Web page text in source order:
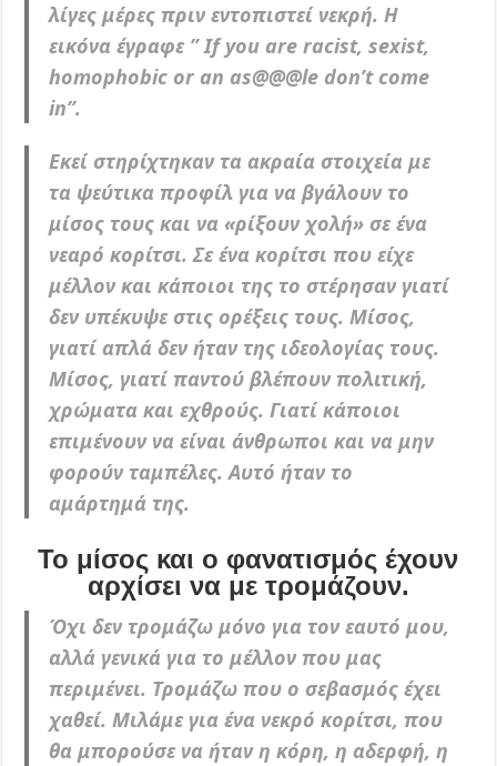
λίγες μέρες πριν εντοπιστεί νεκρή. Η
εικόνα έγραφε ” If you are racist, sexist,
homophobic or an as@@@le don’t come
in”.
Εκεί στηρίχτηκαν τα ακραία στοιχεία με
τα ψεύτικα προφίλ για να βγάλουν το
μίσος τους και να «ρίξουν χολή» σε ένα
νεαρό κορίτσι. Σε ένα κορίτσι που είχε
μέλλον και κάποιοι της το στέρησαν γιατί
δεν υπέκυψε στις ορέξεις τους. Μίσος,
γιατί απλά δεν ήταν της ιδεολογίας τους.
Μίσος, γιατί παντού βλέπουν πολιτική,
χρώματα και εχθρούς. Γιατί κάποιοι
επιμένουν να είναι άνθρωποι και να μην
φορούν ταμπέλες. Αυτό ήταν το
αμάρτημά της.
Το μίσος και ο φανατισμός έχουν
αρχίσει να με τρομάζουν.
Όχι δεν τρομάζω μόνο για τον εαυτό μου,
αλλά γενικά για το μέλλον που μας
περιμένει. Τρομάζω που ο σεβασμός έχει
χαθεί. Μιλάμε για ένα νεκρό κορίτσι, που
θα μπορούσε να ήταν η κόρη, η αδερφή, η